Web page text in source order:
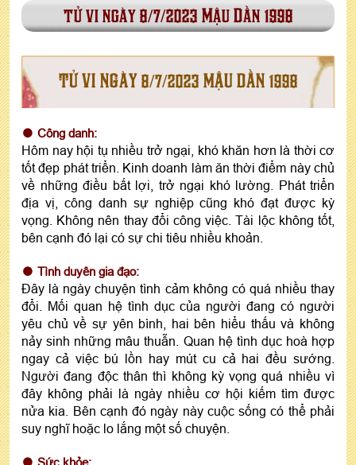
tử vi ngày 8/7/2023 Mậu Dần 1998
TỬ VI NGÀY 8/7/2023 MẬU DẦN 1998
Công danh:
Hôm nay hội tụ nhiều trở ngại, khó khăn hơn là thời cơ
tốt đẹp phát triển. Kinh doanh làm ăn thời điểm này chủ
về những điều bất lợi, trở ngại khó lường. Phát triển
địa vị, công danh sự nghiệp cũng khó đạt được kỳ
vọng. Không nên thay đổi công việc. Tài lộc không tốt,
bên cạnh đó lại có sự chi tiêu nhiều khoản.
Tình duyên gia đạo:
Đây là ngày chuyện tình cảm không có quá nhiều thay
đổi. Mối quan hệ tình dục của người đang có người
yêu chủ về sự yên bình, hai bên hiểu thấu và không
nảy sinh những mâu thuẫn. Quan hệ tình dục hoà hợp
ngay cả việc bú lồn hay mút cu cả hai đều sướng.
Người đang độc thân thì không kỳ vọng quá nhiều vì
đây không phải là ngày nhiều cơ hội kiếm tìm được
nửa kia. Bên cạnh đó ngày này cuộc sống có thể phải
suy nghĩ hoặc lo lắng một số chuyện.
Sức khỏe: